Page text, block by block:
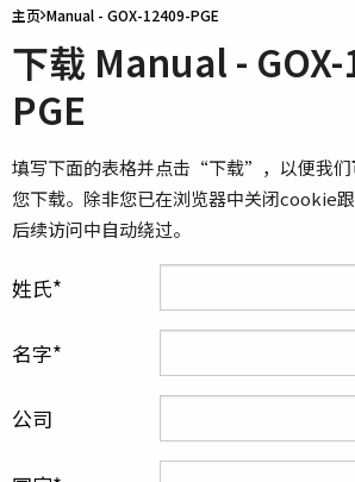
主页 Manual - GOX-12409-PGE
下载 Manual -
PGE
填写下面的表格并点击“下载”，以便我们
您下载。除非您已在浏览器中关闭cookie
后续访问中自动绕过。
姓氏
名字
公司